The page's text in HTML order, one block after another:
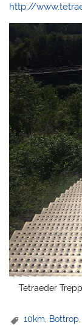
http://
Tetraeder
10km, Bottrop